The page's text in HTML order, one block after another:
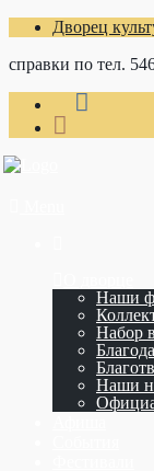
Дворец
справки по тел.
Наши
Набор
Наши